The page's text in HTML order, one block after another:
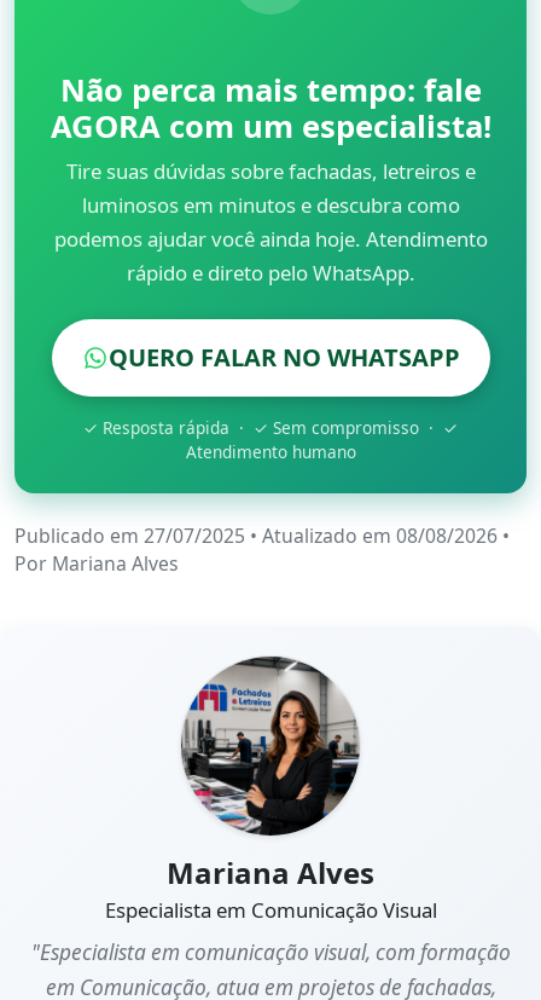
Não perca mais tempo: fale
AGORA com um especialista!
Tire suas dúvidas sobre fachadas, letreiros e
luminosos em minutos e descubra como
podemos ajudar você ainda hoje. Atendimento
rápido e direto pelo WhatsApp.
QUERO FALAR NO WHATSAPP
✓ Resposta rápida · ✓ Sem compromisso · ✓
Atendimento humano
Publicado em 27/07/2025 • Atualizado em 08/08/2026 •
Por Mariana Alves
Mariana Alves
Especialista em Comunicação Visual
"Especialista em comunicação visual, com formação
em Comunicação, atua em projetos de fachadas,